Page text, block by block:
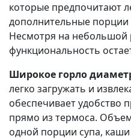
которые предпочитают
дополнительные
Несмотря на небольшой
функциональность
Широкое горло
легко загружать и
обеспечивает удобство
прямо из термоса.
одной порции супа, каши